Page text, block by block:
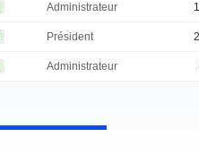
Administrateur
Président
Administrateur